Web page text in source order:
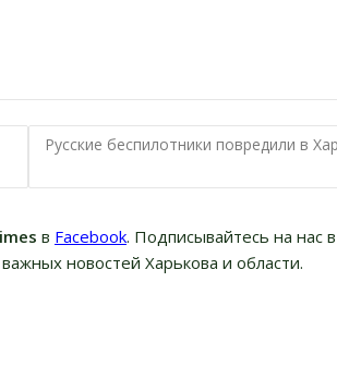
Русские беспилотники повредили в
в Facebook. Подписывайтесь на нас в
новостей Харькова и области.